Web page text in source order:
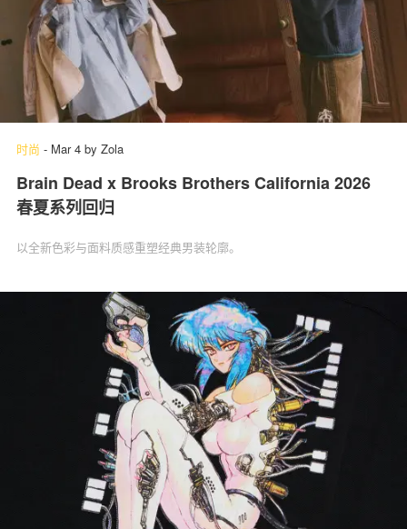
时尚 - Mar 4 by Zola
Brain Dead x Brooks Brothers California 2026
春夏系列回归
以全新色彩与面料质感重塑经典男装轮廓。